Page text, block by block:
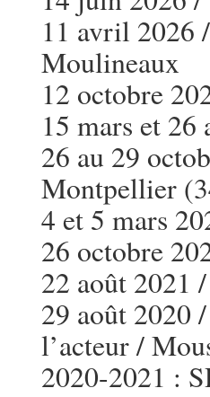
11 avril 2026
Moulineaux
12 octobre
15 mars et
26 au 29
Montpellier
4 et 5 mars
26 octobre
22 août 2021
29 août 2020
l’acteur /
2020-2021 :